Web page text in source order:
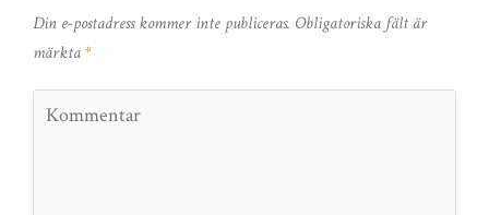
Din e-postadress kommer inte publiceras. Obligatoriska fält är
märkta*